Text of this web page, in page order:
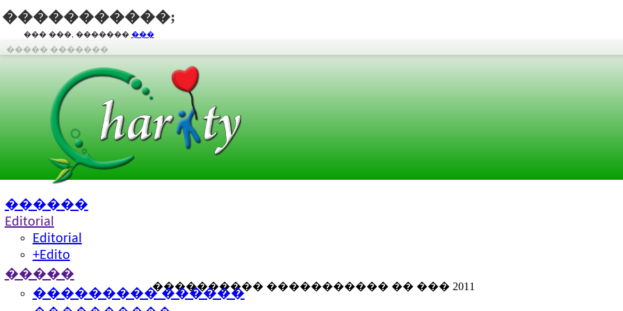
�����������;
��� ���, ������� ���
����� �������
������
Editorial
Editorial
+Edito
�����
��������� ������
���������� ����������� �� ��� 2011